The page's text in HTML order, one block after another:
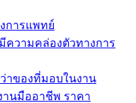
การแพทย์
ความคล่องตัวทางการ
าของที่มอบในงาน
นมืออาชีพ ราคา